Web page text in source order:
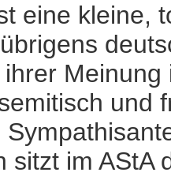
eine kleine,
und
sitzt im AStA